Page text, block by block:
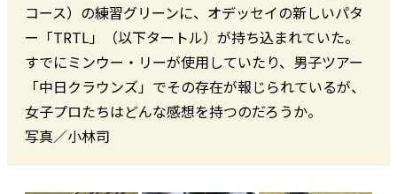
コース）の練習グリーンに、オデッセイの新しいパタ
ー「TRTL」（以下タートル）が持ち込まれていた。
すでにミンウー・リーが使用していたり、男子ツアー
「中日クラウンズ」でその存在が報じられているが、
女子プロたちはどんな感想を持つのだろうか。
写真／小林司